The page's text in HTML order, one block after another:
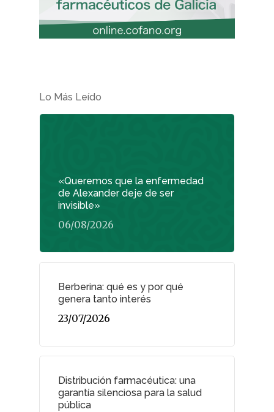
Lo Más Leído
«Queremos que la enfermedad
de Alexander deje de ser
invisible»
06/08/2026
Berberina: qué es y por qué
genera tanto interés
23/07/2026
Distribución farmacéutica: una
garantía silenciosa para la salud
pública